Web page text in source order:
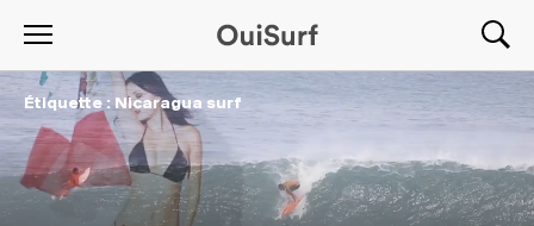
Étiquette : Nicaragua surf